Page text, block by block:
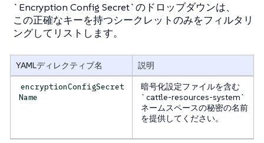
`Encryption Config Secret`のドロップダウンは、
この正確なキーを持つシークレットのみをフィルタリ
ングしてリストします。
YAMLディレクティブ名 説明
encryptionConfigSecret
Name
暗号化設定ファイルを含む
`cattle-resources-system`
ネームスペースの秘密の名前
を提供してください。